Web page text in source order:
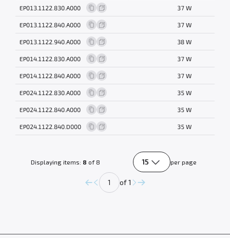
EP013.1122.830.A000 37 W
EP013.1122.840.A000 37 W
EP013.1122.940.A000 38 W
EP014.1122.830.A000 37 W
EP014.1122.840.A000 37 W
EP024.1122.830.A000 35 W
EP024.1122.840.A000 35 W
EP024.1122.840.D000 35 W
Displaying items: 8 of 8
of 1
15 per page